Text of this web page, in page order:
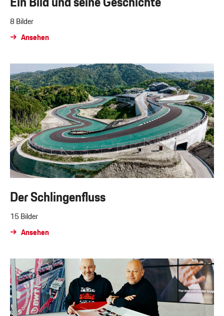
8 Bilder
Ansehen
Der Schlingenfluss
15 Bilder
Ansehen